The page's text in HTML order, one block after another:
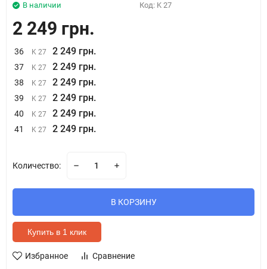
В наличии Код: K 27
2 249 грн.
36 K 27 2 249 грн.
37 K 27 2 249 грн.
38 K 27 2 249 грн.
39 K 27 2 249 грн.
40 K 27 2 249 грн.
41 K 27 2 249 грн.
Количество:
В КОРЗИНУ
Купить в 1 клик
Избранное Сравнение